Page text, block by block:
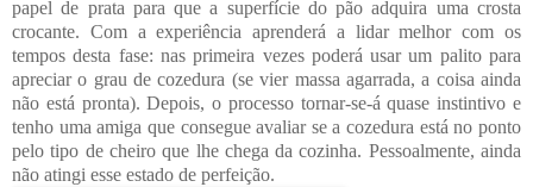
papel de prata para que a superfície do pão adquira uma crosta
crocante. Com a experiência aprenderá a lidar melhor com os
tempos desta fase: nas primeira vezes poderá usar um palito para
apreciar o grau de cozedura (se vier massa agarrada, a coisa ainda
não está pronta). Depois, o processo tornar-se-á quase instintivo e
tenho uma amiga que consegue avaliar se a cozedura está no ponto
pelo tipo de cheiro que lhe chega da cozinha. Pessoalmente, ainda
não atingi esse estado de perfeição.